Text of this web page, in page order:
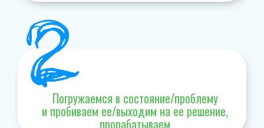
Погружаемся в состояние/проблему
и пробиваем ее/выходим на ее решение,
прорабатываем